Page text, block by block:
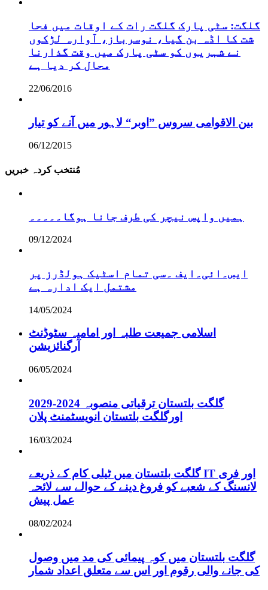
گلگت: سٹی پارک گلگت رات کے اوقات میں فحا
شت کا اڈہ بن گیا، نوسرباز، آوارہ لڑکوں
نے شہریوں کو سٹی پارک میں وقت گذارنا
محال کر دیا ہے
22/06/2016
بین الاقوامی سروس ”اوبر“ لاہور میں آنے کو تیار
06/12/2015
مُنتخب کردہ خبریں
ہمیں واپس نیچر کی طرف جانا ہوگا۔۔۔۔۔
09/12/2024
ایس۔ائی۔ایف ۔سی تمام اسٹیک ہولڈرز پر
مشتمل ایک ادارہ ہے
14/05/2024
اسلامی جمیعت طلبہ اور امامیہ سٹوڈنٹ
آرگنائزیشن
06/05/2024
گلگت بلتستان ترقیاتی منصوبہ 2024-2029
اورگلگت بلتستان انویسٹمنٹ پلان
16/03/2024
گلگت بلتستان میں ٹیلی کام کے ذریعے IT اور فری
لانسنگ کے شعبے کو فروغ دینے کے حوالے سے لائحہ
عمل پیش
08/02/2024
گلگت بلتستان میں کوہ پیمائی کی مد میں وصول
کی جانے والی رقوم اور اس سے متعلق اعداد شمار